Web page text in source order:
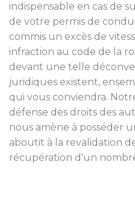
indispensable en cas de
de votre permis de
commis un excès de
infraction au code de la
devant une telle
juridiques existent,
qui vous conviendra.
défense des droits des
nous amène à posséder
aboutit à la revalidation
récupération d'un